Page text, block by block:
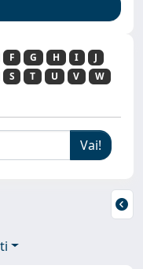
F G H I
J
S T U V
W